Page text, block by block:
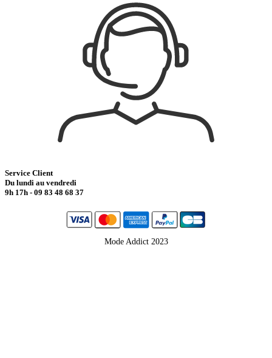
Service Client
Du lundi au vendredi
9h 17h - 09 83 48 68 37
Mode Addict 2023